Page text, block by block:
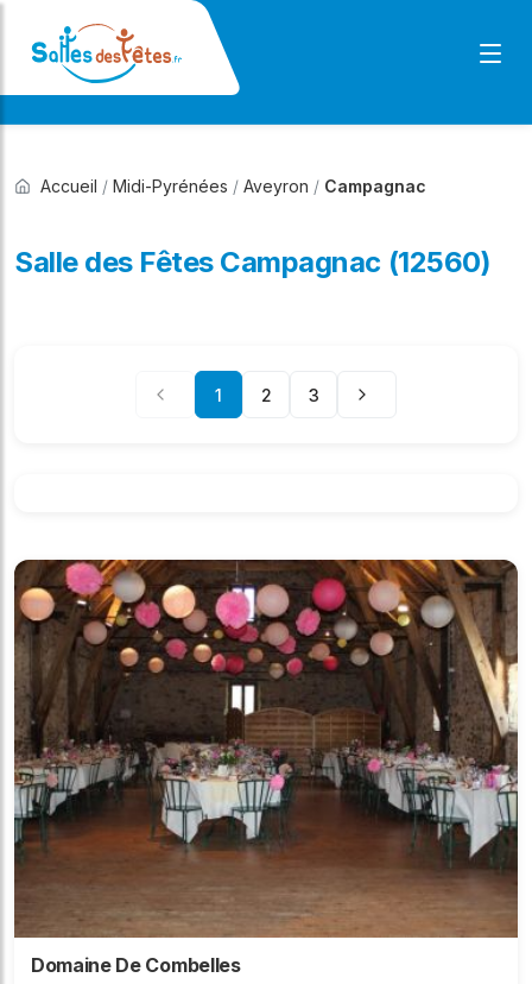
Accueil / Midi-Pyrénées / Aveyron / Campagnac
Salle des Fêtes Campagnac (12560)
1 2 3
Domaine De Combelles